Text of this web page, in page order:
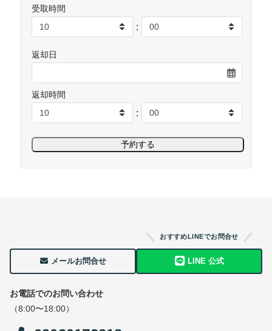
受取時間
:
返却日
返却時間
:
メールお問合せ
おすすめLINEでお問合せ
LINE 公式
お電話でのお問い合わせ
（8:00〜18:00）